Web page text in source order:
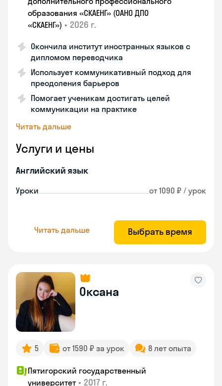
образования «СКАЕНГ» (ОАНО ДПО
«СКАЕНГ») • 2026 г.
Окончила институт иностранных языков с
дипломом переводчика
Использует коммуникативный подход для
преодоления барьеров
Помогает ученикам достигать целей
коммуникации на практике
Читать дальше
Услуги и цены
Английский язык
Уроки от 1090 ₽ / урок
Читать дальше Выбрать время
Оксана
5 от 1590 ₽ за урок 8 лет опыта
Пятигорский государственный
университет • 2017 г.